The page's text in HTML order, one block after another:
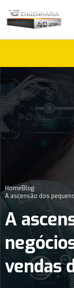
HomeBlog
A ascensão dos
A
vendas